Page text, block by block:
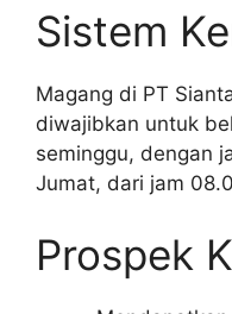
Sistem
Magang di PT
diwajibkan untuk
seminggu, dengan
Jumat, dari jam
Prospek